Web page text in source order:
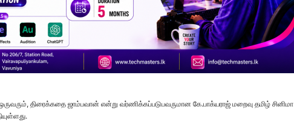
திரைக்கதை ஜாம்பவான் என்று வர்ணிக்கப்படுபவருமான கே.பாக்யராஜ் மறைவு தமிழ் சினிமா